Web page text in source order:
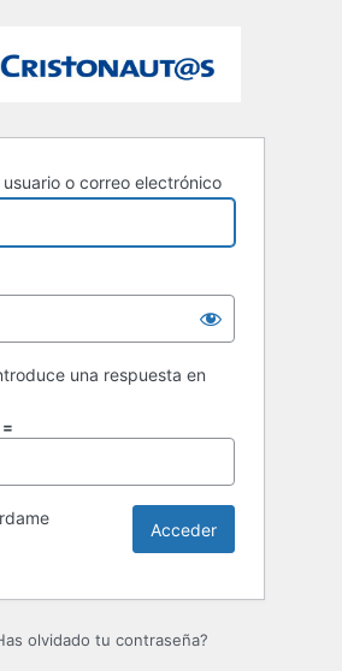
o correo electrónico
una respuesta en
olvidado tu contraseña?